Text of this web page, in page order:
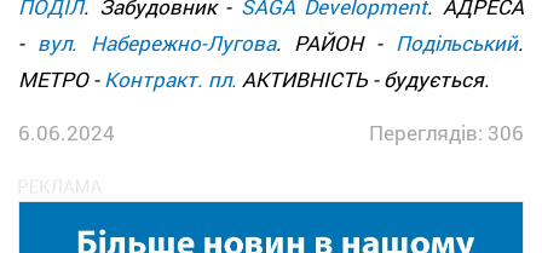
ПОДІЛ. Забудовник - SAGA Development. АДРЕСА
- вул. Набережно-Лугова. РАЙОН - Подільський.
МЕТРО -Контракт. пл. АКТИВНІСТЬ - будується.
6.06.2024
Переглядів: 306